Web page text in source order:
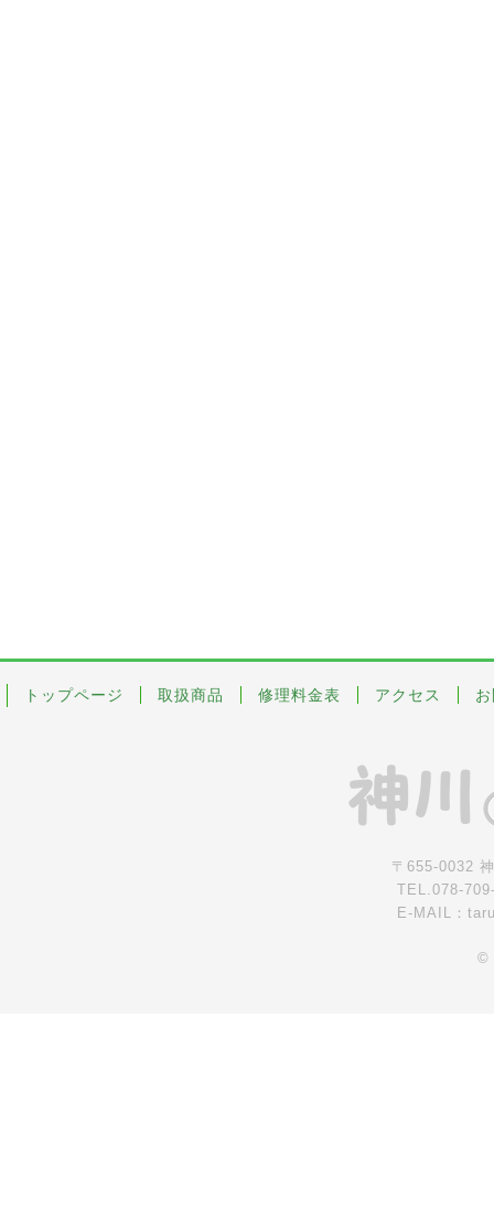
トップページ 取扱商品 修理料金表 アクセス
〒655-0032
TEL.078-
E-MAIL：
©